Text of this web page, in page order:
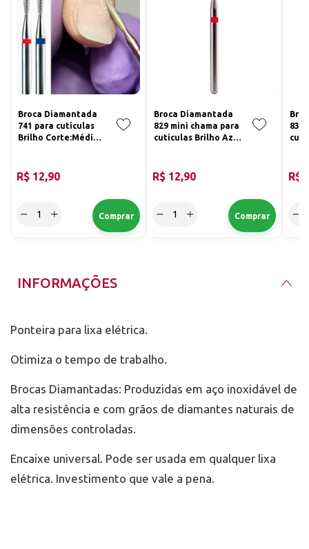
Broca Diamantada
741 para cutículas
Brilho Corte:Médio
R$ 12,90
Broca Diamantada
829 mini chama para
cutículas Brilho Azul
R$ 12,90
830
R$
INFORMAÇÕES
Ponteira para lixa elétrica.
Otimiza o tempo de trabalho.
Brocas Diamantadas: Produzidas em aço inoxidável de
alta resistência e com grãos de diamantes naturais de
dimensões controladas.
Encaixe universal. Pode ser usada em qualquer lixa
elétrica. Investimento que vale a pena.